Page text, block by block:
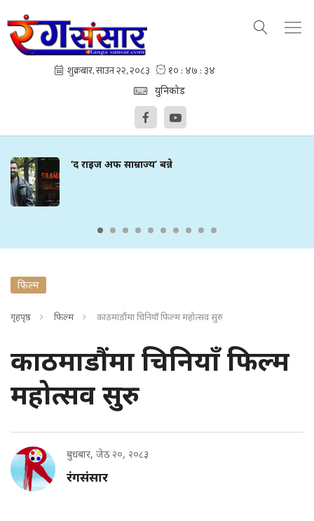
युनिकोड
‘द राइज अफ साम्राज्य’ बन्ने
फिल्म
गृहपृष्ठ फिल्म काठमाडौंमा चिनियाँ फिल्म महोत्सव सुरु
काठमाडौंमा चिनियाँ फिल्म
महोत्सव सुरु
बुधबार, जेठ २०, २०८३
रंगसंसार